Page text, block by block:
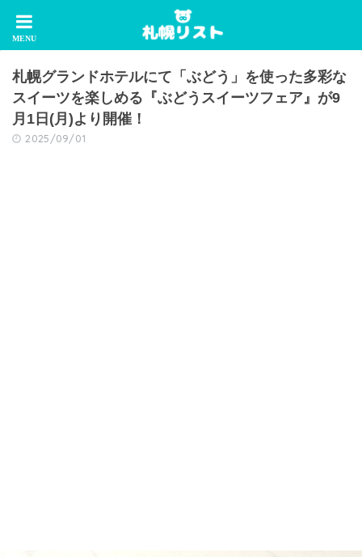
札幌グランドホテルにて「ぶどう」を使った多彩な
スイーツを楽しめる『ぶどうスイーツフェア』が9
月1日(月)より開催！
2025/09/01